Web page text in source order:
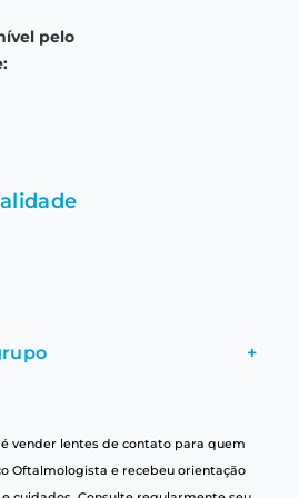
uso
pelo
+
é vender lentes de contato para quem
Oftalmologista e recebeu orientação